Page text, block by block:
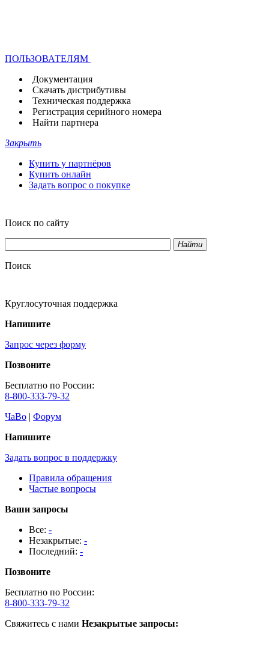
ПОЛЬЗОВАТЕЛЯМ
Документация
Скачать дистрибутивы
Техническая поддержка
Регистрация серийного номера
Найти партнера
Закрыть
Купить у партнёров
Купить онлайн
Задать вопрос о покупке
Поиск по сайту
Найти
Поиск
Круглосуточная поддержка
Напишите
Запрос через форму
Позвоните
Бесплатно по России:
8-800-333-79-32
ЧаВо | Форум
Напишите
Задать вопрос в поддержку
Правила обращения
Частые вопросы
Ваши запросы
Все: -
Незакрытые: -
Последний: -
Позвоните
Бесплатно по России:
8-800-333-79-32
Свяжитесь с нами Незакрытые запросы: